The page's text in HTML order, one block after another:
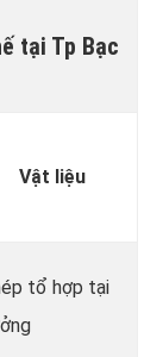
tại Tp Bạc
Vật liệu
tổ hợp tại